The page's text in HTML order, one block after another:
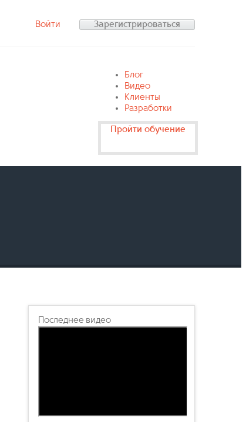
Войти Зарегистрироваться
Блог
Видео
Клиенты
Разработки
Пройти обучение
Последнее видео